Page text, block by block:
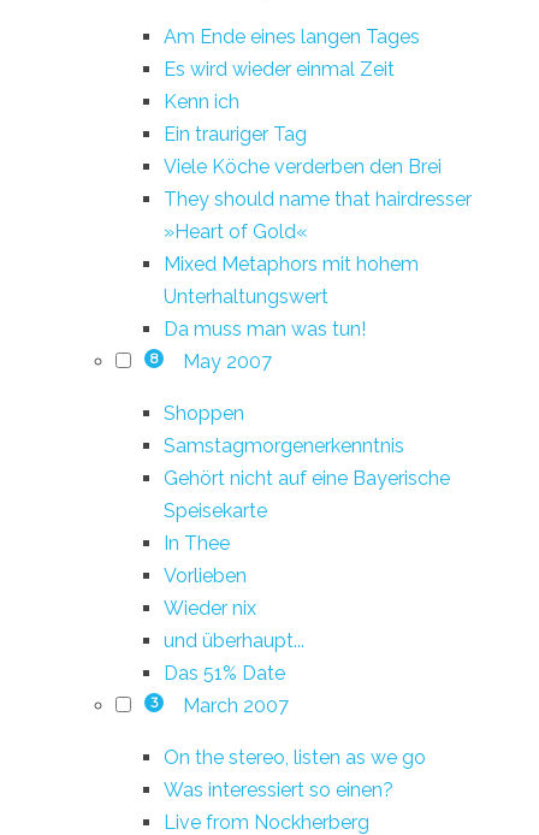
Am Ende eines langen Tages
Es wird wieder einmal Zeit
Kenn ich
Ein trauriger Tag
Viele Köche verderben den Brei
They should name that hairdresser
»Heart of Gold«
Mixed Metaphors mit hohem
Unterhaltungswert
Da muss man was tun!
8 May 2007
Shoppen
Samstagmorgenerkenntnis
Gehört nicht auf eine Bayerische
Speisekarte
In Thee
Vorlieben
Wieder nix
und überhaupt...
Das 51% Date
3 March 2007
On the stereo, listen as we go
Was interessiert so einen?
Live from Nockherberg